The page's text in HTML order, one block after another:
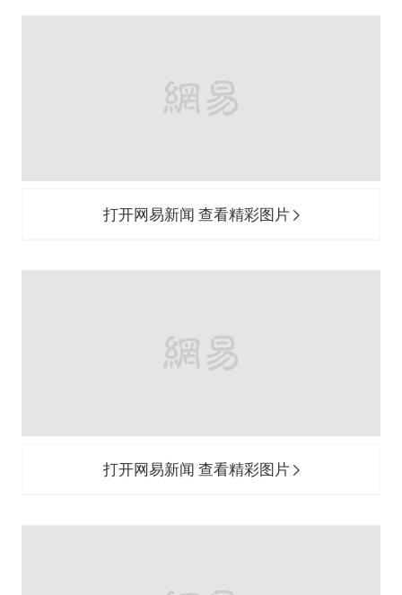
打开网易新闻 查看精彩图片
打开网易新闻 查看精彩图片